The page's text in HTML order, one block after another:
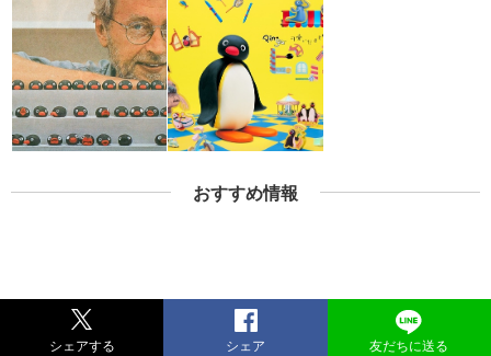
おすすめ情報
シェアする シェア 友だちに送る